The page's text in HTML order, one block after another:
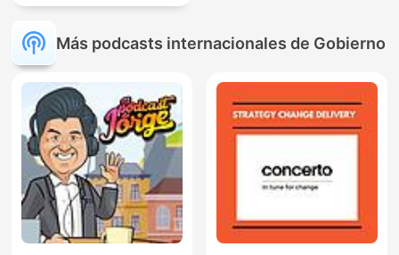
Más podcasts internacionales de Gobierno